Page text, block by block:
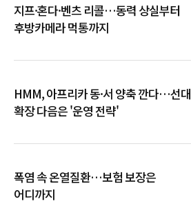
지프·혼다·벤츠 리콜…동력 상실부터
후방카메라 먹통까지
HMM, 아프리카 동·서 양축 깐다…선대
확장 다음은 '운영 전략'
폭염 속 온열질환…보험 보장은
어디까지